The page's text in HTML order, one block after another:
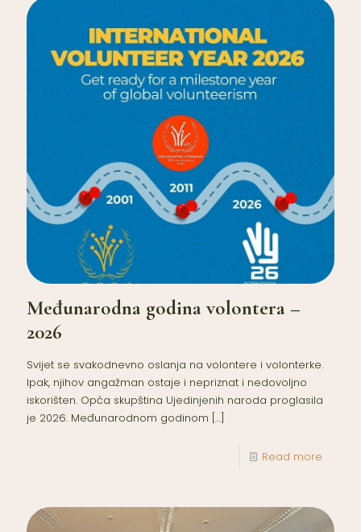
Međunarodna godina volontera –
2026
Svijet se svakodnevno oslanja na volontere i volonterke.
Ipak, njihov angažman ostaje i nepriznat i nedovoljno
iskorišten. Opća skupština Ujedinjenih naroda proglasila
je 2026. Međunarodnom godinom […]
Read more